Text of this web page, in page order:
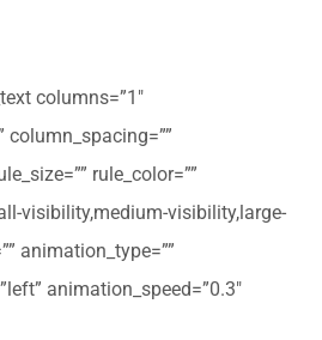
columns=”1″
column_spacing=””
rule_color=””
visibility,medium-visibility,large-
animation_type=””
animation_speed=”0.3″